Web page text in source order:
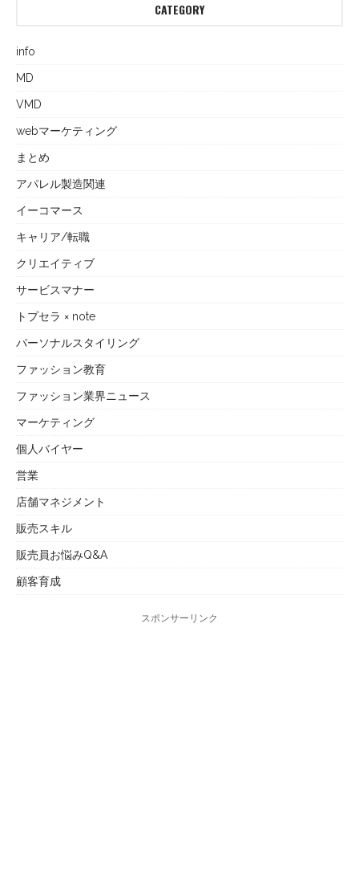
CATEGORY
info
MD
VMD
webマーケティング
まとめ
アパレル製造関連
イーコマース
キャリア/転職
クリエイティブ
サービスマナー
トプセラ × note
パーソナルスタイリング
ファッション教育
ファッション業界ニュース
マーケティング
個人バイヤー
営業
店舗マネジメント
販売スキル
販売員お悩みQ&A
顧客育成
スポンサーリンク